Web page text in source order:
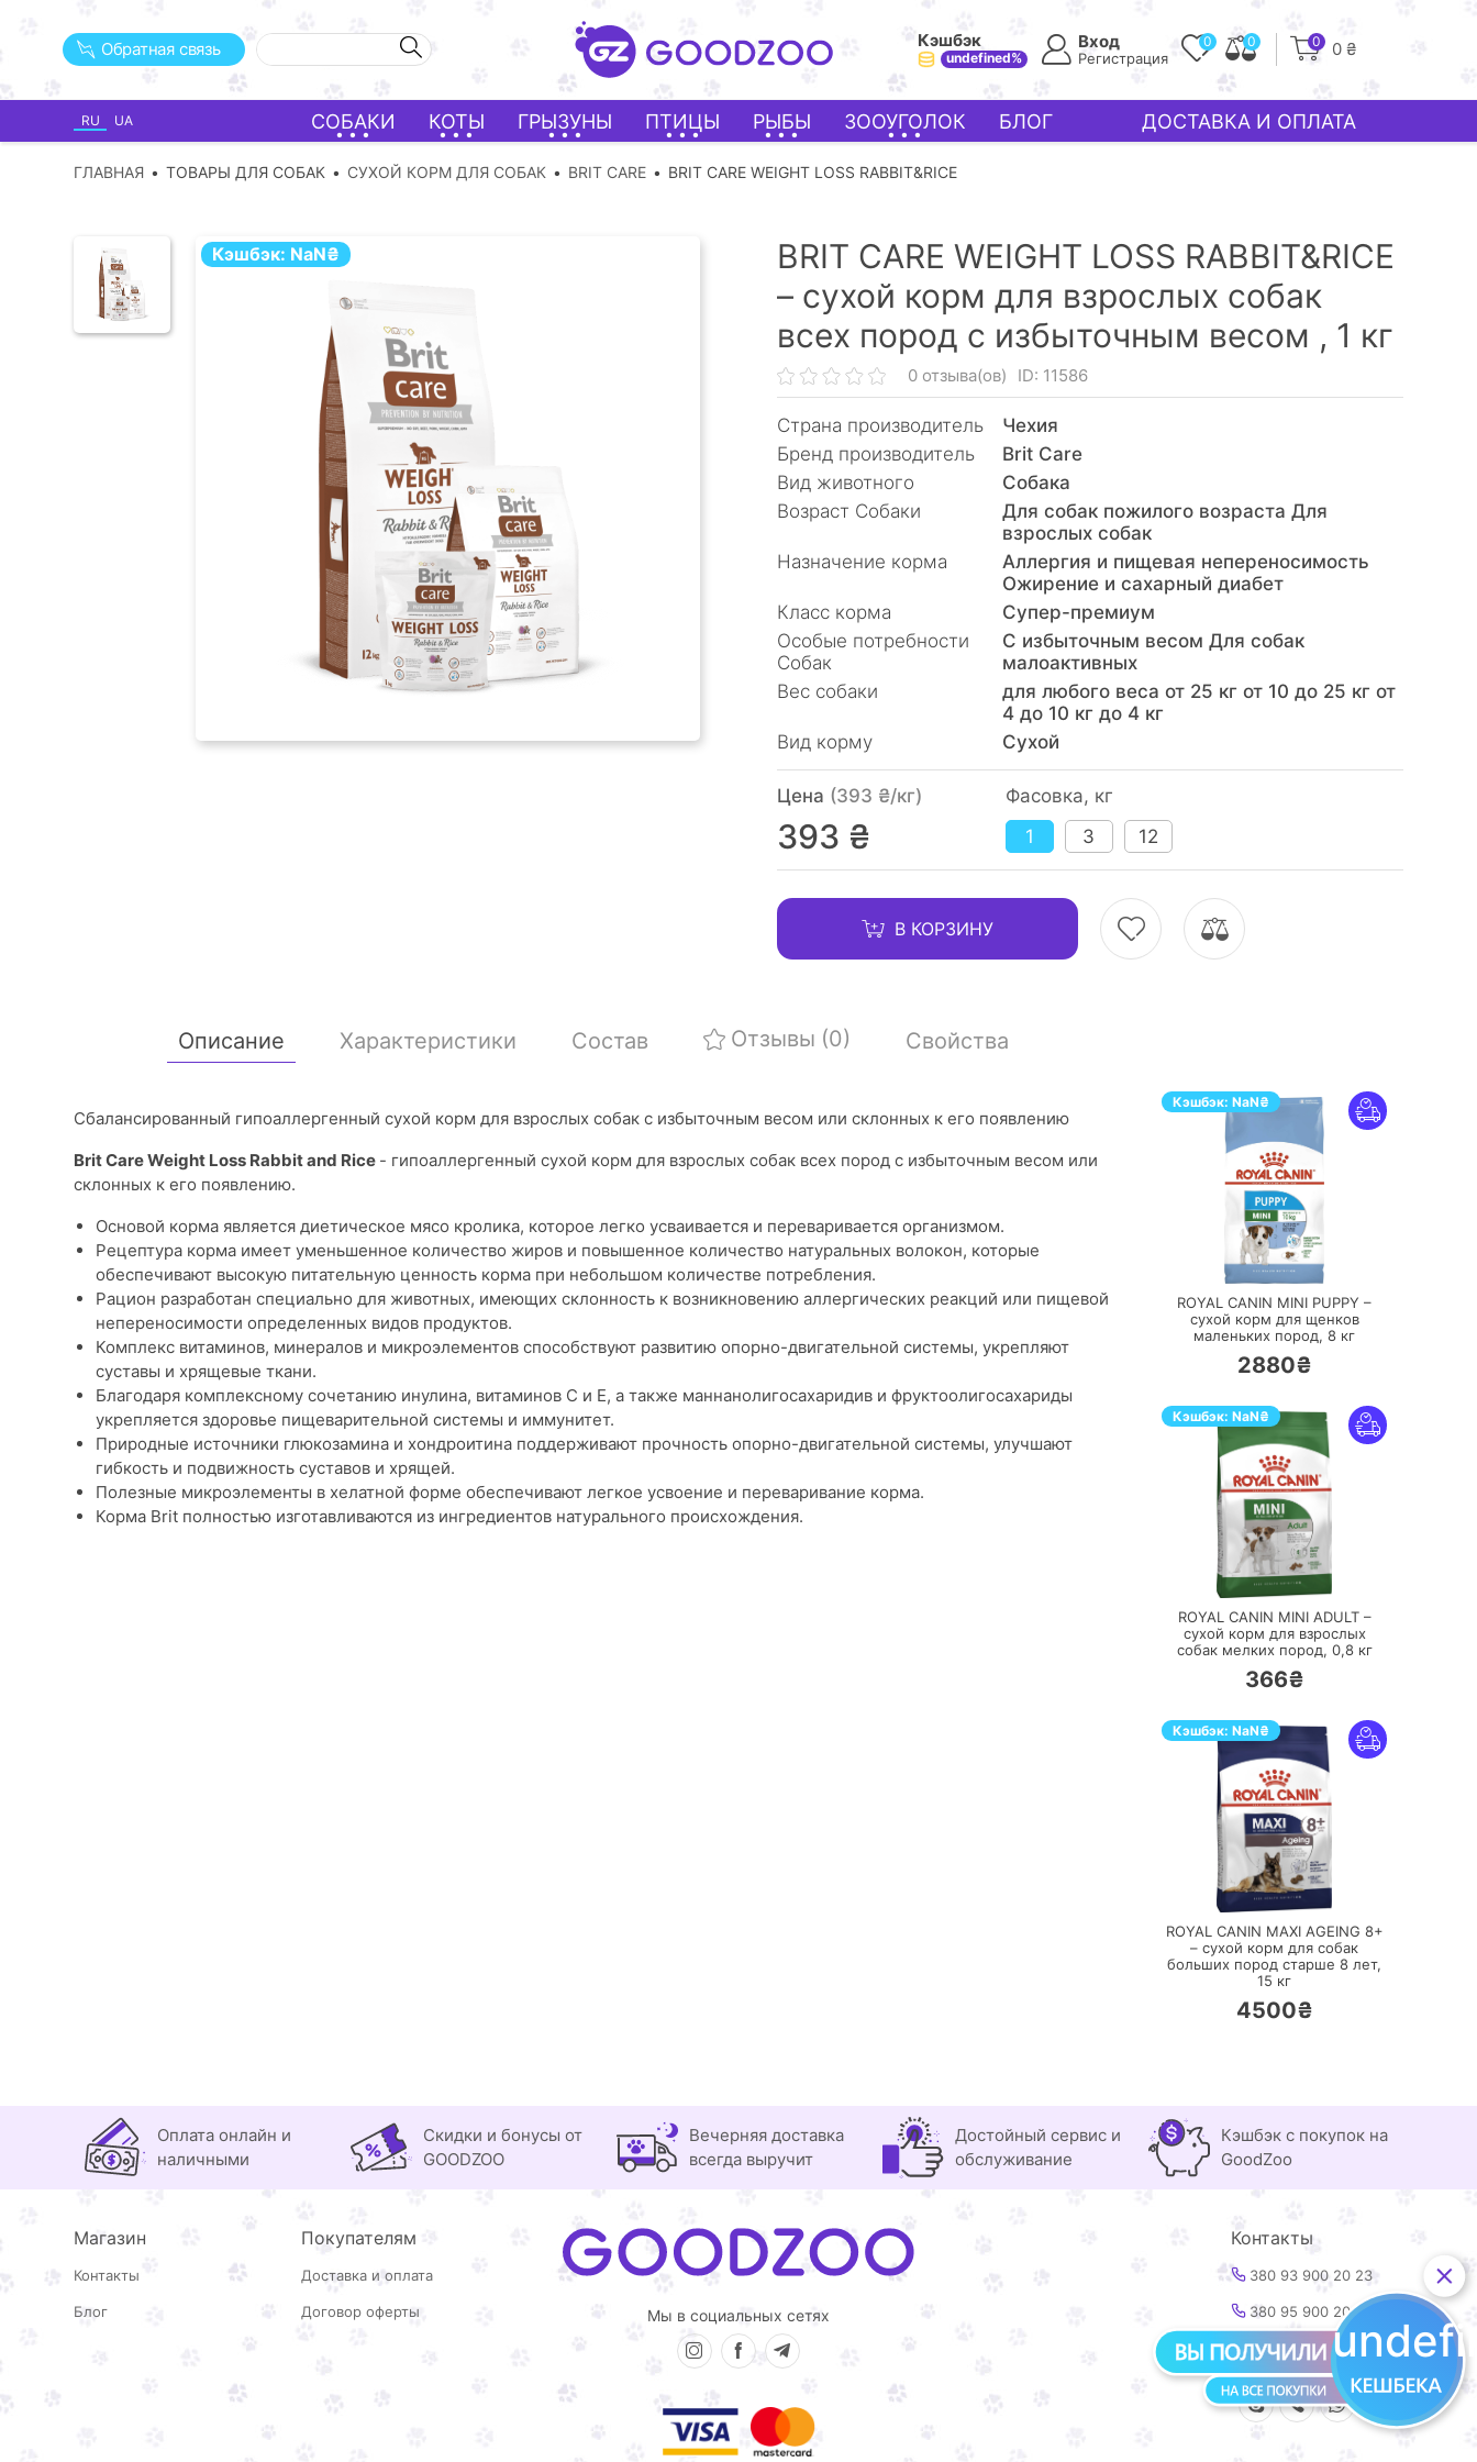
Обратная связь Кэшбэк
undefined%
Вход
Регистрация
0 0 0 0 ₴
RU UA СОБАКИ КОТЫ ГРЫЗУНЫ ПТИЦЫ РЫБЫ ЗООУГОЛОК БЛОГ ДОСТАВКА И ОПЛАТА
ГЛАВНАЯ ТОВАРЫ ДЛЯ СОБАК СУХОЙ КОРМ ДЛЯ СОБАК BRIT CARE BRIT CARE WEIGHT LOSS RABBIT&RICE
Кэшбэк: NaN₴
BRIT CARE WEIGHT LOSS RABBIT&RICE
– сухой корм для взрослых собак
всех пород с избыточным весом , 1 кг
0 отзыва(ов) ID: 11586
Страна производитель
Чехия
Бренд производитель
Brit Care
Вид животного
Собака
Возраст Собаки
Для собак пожилого возраста Для
взрослых собак
Назначение корма
Аллергия и пищевая непереносимость
Ожирение и сахарный диабет
Класс корма
Супер-премиум
Особые потребности
Собак
С избыточным весом Для собак
малоактивных
Вес собаки
для любого веса от 25 кг от 10 до 25 кг от
4 до 10 кг до 4 кг
Вид корму
Сухой
Цена (393 ₴/кг)
393 ₴
Фасовка, кг
1
3 12
В КОРЗИНУ
Описание Характеристики Состав Отзывы (0) Свойства
Сбалансированный гипоаллергенный сухой корм для взрослых собак с избыточным весом или склонных к его появлению
Brit Care Weight Loss Rabbit and Rice - гипоаллергенный сухой корм для взрослых собак всех пород с избыточным весом или
склонных к его появлению.
Основой корма является диетическое мясо кролика, которое легко усваивается и переваривается организмом.
Рецептура корма имеет уменьшенное количество жиров и повышенное количество натуральных волокон, которые
обеспечивают высокую питательную ценность корма при небольшом количестве потребления.
Рацион разработан специально для животных, имеющих склонность к возникновению аллергических реакций или пищевой
непереносимости определенных видов продуктов.
Комплекс витаминов, минералов и микроэлементов способствуют развитию опорно-двигательной системы, укрепляют
суставы и хрящевые ткани.
Благодаря комплексному сочетанию инулина, витаминов С и Е, а также маннанолигосахаридив и фруктоолигосахариды
укрепляется здоровье пищеварительной системы и иммунитет.
Природные источники глюкозамина и хондроитина поддерживают прочность опорно-двигательной системы, улучшают
гибкость и подвижность суставов и хрящей.
Полезные микроэлементы в хелатной форме обеспечивают легкое усвоение и переваривание корма.
Корма Brit полностью изготавливаются из ингредиентов натурального происхождения.
Кэшбэк: NaN₴
ПЕРЕЙТИ
ROYAL CANIN MINI PUPPY –
сухой корм для щенков
маленьких пород, 8 кг
2880₴
Кэшбэк: NaN₴
ПЕРЕЙТИ
ROYAL CANIN MINI ADULT –
сухой корм для взрослых
собак мелких пород, 0,8 кг
366₴
Кэшбэк: NaN₴
ПЕРЕЙТИ
ROYAL CANIN MAXI AGEING 8+
– сухой корм для собак
больших пород старше 8 лет,
15 кг
4500₴
Оплата онлайн и
наличными
Скидки и бонусы от
GOODZOO
Вечерняя доставка
всегда выручит
Достойный сервис и
обслуживание
Кэшбэк с покупок на
GoodZoo
Магазин
Контакты
Блог
Покупателям
Доставка и оплата
Договор оферты Мы в социальных сетях
Контакты
380 93 900 20 23
380 95 900 20 23
info@goodzoo.com.ua